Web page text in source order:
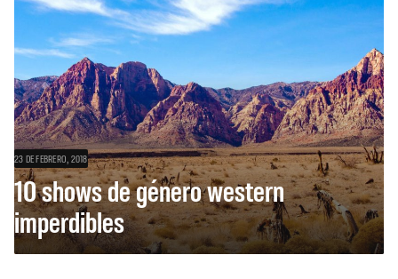
23 DE FEBRERO, 2018
10 shows de género western
imperdibles